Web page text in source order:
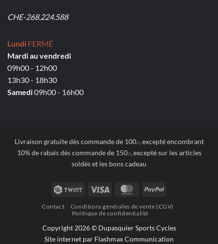
CHE-268.224.588
Lundi FERMÉ
Mardi au vendredi
09h00 - 12h00
13h30 - 18h30
Samedi09h00 - 16h00
Livraison gratuite dès commande de 100.-, excepté encombrant
10% de rabais dès commande de 150.-, excepté sur les articles
soldés et les bons cadeau
Twint Visa MasterCardPayPal
Contact
Conditions générales de vente (CGV)
Politique de confidentialité
Copyright 2026 © Dupasquier Sports Cycles
Site internet par Flashmax Communication